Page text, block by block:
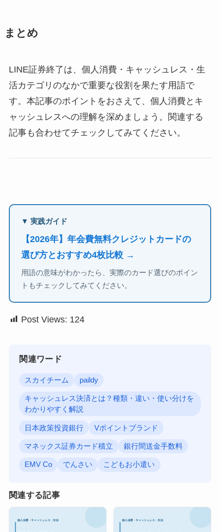
まとめ
LINE証券終了は、個人消費・キャッシュレス・生
活カテゴリのなかで重要な役割を果たす用語で
す。本記事のポイントをおさえて、個人消費とキ
ャッシュレスへの理解を深めましょう。関連する
記事も合わせてチェックしてみてください。
▼ 実践ガイド
【2026年】年会費無料クレジットカードの
選び方とおすすめ4枚比較 →
用語の意味がわかったら、実際のカード選びのポイン
トもチェックしてみてください。
Post Views: 124
関連ワード
スカイチーム paildy
キャッシュレス決済とは？種類・違い・使い分けを
わかりやすく解説
日本政策投資銀行 Vポイントブランド
マネックス証券カード積立 銀行間送金手数料
EMV Co でんさい こどもお小遣い
関連する記事